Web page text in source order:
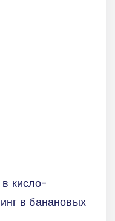
кисло-
в банановых